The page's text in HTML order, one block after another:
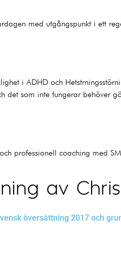
med utgångspunkt i ett
i ADHD och
det som inte fungerar behöver
professionell coaching med
av
översättning 2017 och